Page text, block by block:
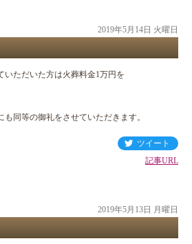
2019年5月14日 火曜日
いただいた方は火葬料金1万円を
同等の御礼をさせていただきます。
ツイート
記事URL
2019年5月13日 月曜日